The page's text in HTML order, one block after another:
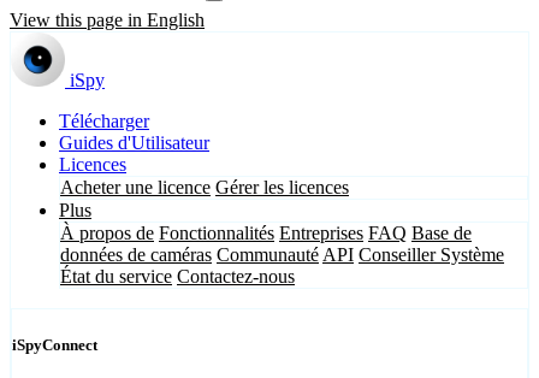
View this page in English
iSpy
Télécharger
Guides d'Utilisateur
Licences
Acheter une licence Gérer les licences
Plus
À propos de Fonctionnalités Entreprises FAQ Base de
données de caméras Communauté API Conseiller Système
État du service Contactez-nous
iSpyConnect